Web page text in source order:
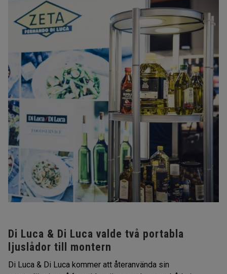
Di Luca & Di Luca valde två portabla
ljuslådor till montern
Di Luca & Di Luca kommer att återanvända sin